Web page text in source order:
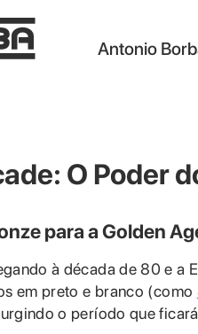
Antonio
O Poder
para a Golden
à década de 80 e a
em preto e branco (como
o período que